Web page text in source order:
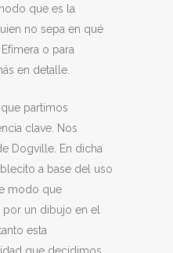
que es la
no sepa en qué
o para
en detalle.
partimos
clave. Nos
Dogville. En dicha
a base del uso
modo que
un dibujo en el
esta
que decidimos